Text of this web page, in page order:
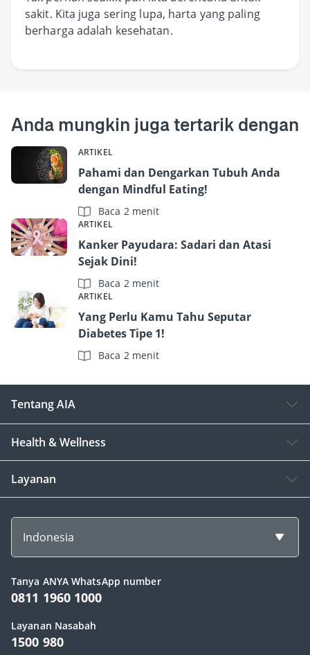
sakit. Kita juga sering lupa, harta yang paling
berharga adalah kesehatan.
Anda mungkin juga tertarik dengan
ARTIKEL
Pahami dan Dengarkan Tubuh Anda
dengan Mindful Eating!
Baca 2 menit
ARTIKEL
Kanker Payudara: Sadari dan Atasi
Sejak Dini!
Baca 2 menit
ARTIKEL
Yang Perlu Kamu Tahu Seputar
Diabetes Tipe 1!
Baca 2 menit
Tentang AIA
Health & Wellness
Layanan
Indonesia
Tanya ANYA WhatsApp number
0811 1960 1000
Layanan Nasabah
1500 980